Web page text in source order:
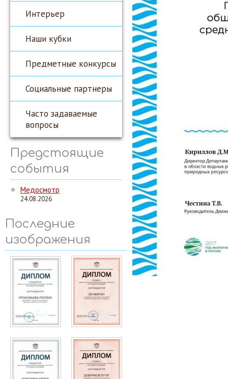
Интерьер
Наши кубки
Предметные конкурсы
Социальные партнеры
Часто задаваемые
вопросы
Предстоящие
события
Медосмотр
24.08.2026
Последние
изображения